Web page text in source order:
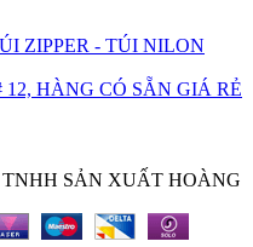
ZIPPER - TÚI NILON
HÀNG CÓ SẴN GIÁ RẺ
TNHH SẢN XUẤT HOÀNG